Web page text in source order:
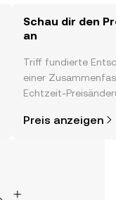
Schau dir den
an
Triff fundierte
einer
Echtzeit-
Neuigkeiten und
Preis anzeigen